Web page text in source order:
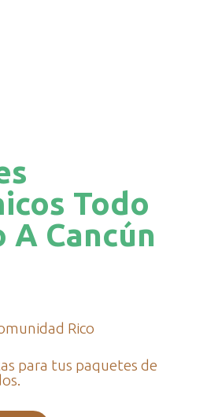
Todo
A Cancún
Rico
para tus paquetes de